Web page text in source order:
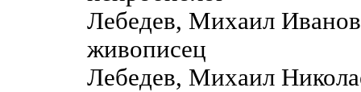
Лебедев, Михаил
живописец
Лебедев, Михаил